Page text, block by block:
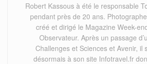
Robert Kassous à été le responsable
pendant près de 20 ans.
créé et dirigé le Magazine Week-
Observateur. Après un passage
Challenges et Sciences et Avenir, il
désormais à son site Infotravel.fr